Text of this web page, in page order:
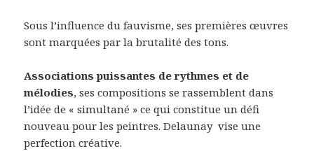
Sous l’influence du fauvisme, ses premières œuvres
sont marquées par la brutalité des tons.
Associations puissantes de rythmes et de
mélodies, ses compositions se rassemblent dans
l’idée de « simultané » ce qui constitue un défi
nouveau pour les peintres. Delaunay vise une
perfection créative.